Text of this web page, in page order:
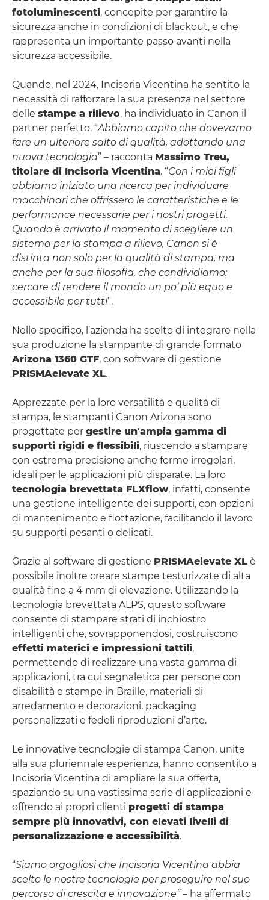
fotoluminescenti, concepite per garantire la
sicurezza anche in condizioni di blackout, e che
rappresenta un importante passo avanti nella
sicurezza accessibile.
Quando, nel 2024, Incisoria Vicentina ha sentito la
necessità di rafforzare la sua presenza nel settore
delle stampe a rilievo, ha individuato in Canon il
partner perfetto. “Abbiamo capito che dovevamo
fare un ulteriore salto di qualità, adottando una
nuova tecnologia” – racconta Massimo Treu,
titolare di Incisoria Vicentina. “Con i miei figli
abbiamo iniziato una ricerca per individuare
macchinari che offrissero le caratteristiche e le
performance necessarie per i nostri progetti.
Quando è arrivato il momento di scegliere un
sistema per la stampa a rilievo, Canon si è
distinta non solo per la qualità di stampa, ma
anche per la sua filosofia, che condividiamo:
cercare di rendere il mondo un po’ più equo e
accessibile per tutti”.
Nello specifico, l’azienda ha scelto di integrare nella
sua produzione la stampante di grande formato
Arizona 1360 GTF, con software di gestione
PRISMAelevate XL.
Apprezzate per la loro versatilità e qualità di
stampa, le stampanti Canon Arizona sono
progettate per gestire un'ampia gamma di
supporti rigidi e flessibili, riuscendo a stampare
con estrema precisione anche forme irregolari,
ideali per le applicazioni più disparate. La loro
tecnologia brevettata FLXflow, infatti, consente
una gestione intelligente dei supporti, con opzioni
di mantenimento e flottazione, facilitando il lavoro
su supporti pesanti o delicati.
Grazie al software di gestione PRISMAelevate XL è
possibile inoltre creare stampe testurizzate di alta
qualità fino a 4 mm di elevazione. Utilizzando la
tecnologia brevettata ALPS, questo software
consente di stampare strati di inchiostro
intelligenti che, sovrapponendosi, costruiscono
effetti materici e impressioni tattili,
permettendo di realizzare una vasta gamma di
applicazioni, tra cui segnaletica per persone con
disabilità e stampe in Braille, materiali di
arredamento e decorazioni, packaging
personalizzati e fedeli riproduzioni d’arte.
Le innovative tecnologie di stampa Canon, unite
alla sua pluriennale esperienza, hanno consentito a
Incisoria Vicentina di ampliare la sua offerta,
spaziando su una vastissima serie di applicazioni e
offrendo ai propri clienti progetti di stampa
sempre più innovativi, con elevati livelli di
personalizzazione e accessibilità.
“Siamo orgogliosi che Incisoria Vicentina abbia
scelto le nostre tecnologie per proseguire nel suo
percorso di crescita e innovazione”– ha affermato